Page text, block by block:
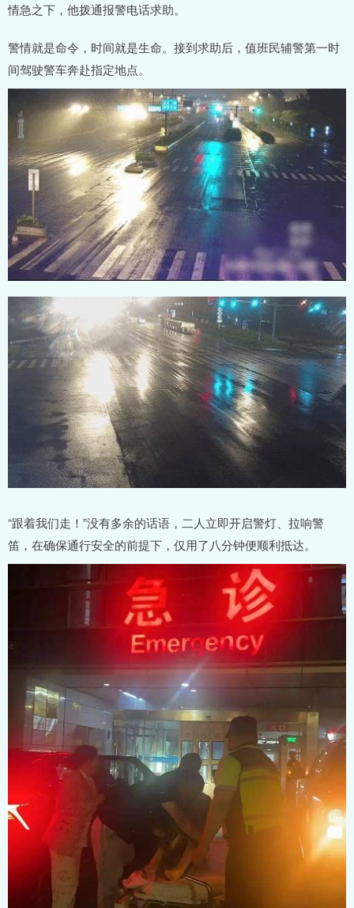
情急之下，他拨通报警电话求助。
警情就是命令，时间就是生命。接到求助后，值班民辅警第一时
间驾驶警车奔赴指定地点。
“跟着我们走！”没有多余的话语，二人立即开启警灯、拉响警
笛，在确保通行安全的前提下，仅用了八分钟便顺利抵达。